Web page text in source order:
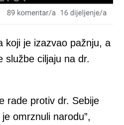
koji je izazvao pažnju, a
službe ciljaju na dr.
rade protiv dr. Sebije
omrznuli narodu”,